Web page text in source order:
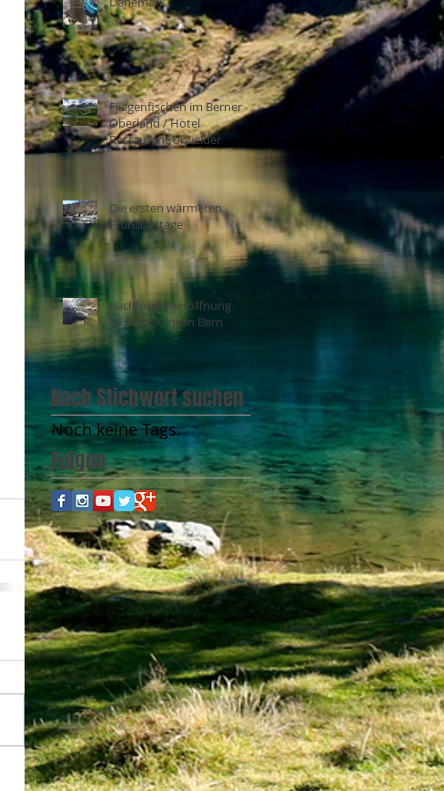
Fliegenfischen im Berner
Oberland / Hotel
Restaurant Urweider
Die ersten wärmeren
Frühlingstage
Bachforelleneröffnung
16.März Kanton Bern
Nach Stichwort suchen
Noch keine Tags.
Folgen